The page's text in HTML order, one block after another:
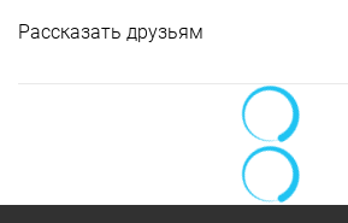
Рассказать друзьям